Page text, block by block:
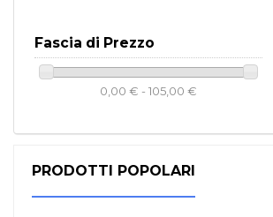
Fascia di Prezzo
0,00 € - 105,00 €
PRODOTTI POPOLARI